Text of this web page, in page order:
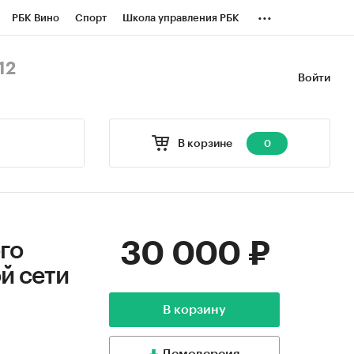
РБК Вино Спорт Школа управления РБК ...
Войти
В корзине 0
сети
30 000 ₽
В корзину